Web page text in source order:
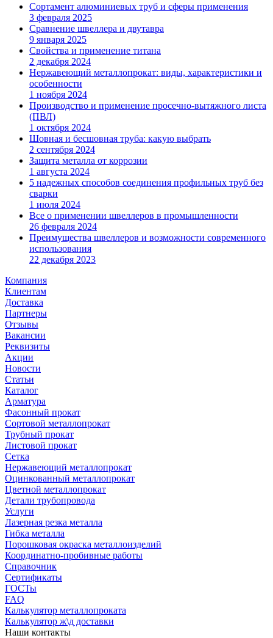
Сортамент алюминиевых труб и сферы применения
3 февраля 2025
Сравнение швеллера и двутавра
9 января 2025
Свойства и применение титана
2 декабря 2024
Нержавеющий металлопрокат: виды, характеристики и
особенности
1 ноября 2024
Производство и применение просечно-вытяжного листа
(ПВЛ)
1 октября 2024
Шовная и бесшовная труба: какую выбрать
2 сентября 2024
Защита металла от коррозии
1 августа 2024
5 надежных способов соединения профильных труб без
сварки
1 июля 2024
Все о применении швеллеров в промышленности
26 февраля 2024
Преимущества швеллеров и возможности современного
использования
22 декабря 2023
Компания
Клиентам
Доставка
Партнеры
Отзывы
Вакансии
Реквизиты
Акции
Новости
Статьи
Каталог
Арматура
Фасонный прокат
Сортовой металлопрокат
Трубный прокат
Листовой прокат
Сетка
Нержавеющий металлопрокат
Оцинкованный металлопрокат
Цветной металлопрокат
Детали трубопровода
Услуги
Лазерная резка металла
Гибка металла
Порошковая окраска металлоизделий
Координатно-пробивные работы
Справочник
Сертификаты
ГОСТы
FAQ
Калькулятор металлопроката
Калькулятор ж\д доставки
Наши контакты